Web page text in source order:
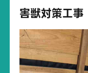
害獣対策工